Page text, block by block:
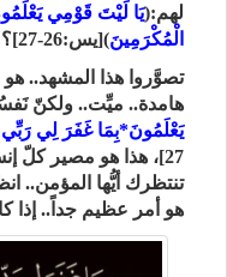
لهم:(يَا لَيْتَ قَوْمِي
الْمُكْرَمِينَ)[يس:26-27]؟
تصوَّروا هذا المشهد..
هامدة.. ميِّت.. ولكنّ
يَعْلَمُونَ*بِمَا غَفَرَ لِي
27]، هذا هو مصير كلّ
تنتظرك أيُّها المؤمن..
هو أمر عظيم جداً.. إذا